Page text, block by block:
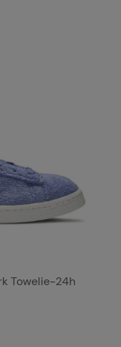
Towelie-24h